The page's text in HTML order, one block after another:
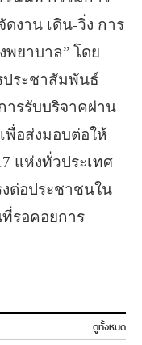
งาน เดิน-วิ่ง การ
พยาบาล” โดย
ประชาสัมพันธ์
ารรับบริจาคผ่าน
พื่อส่งมอบต่อให้
แห่งทั่วประเทศ
ต่อประชาชนใน
รอคอยการ
ดูทั้งหมด